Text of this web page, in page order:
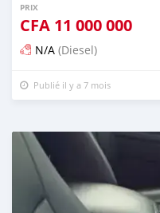
PRIX
CFA 11 000 000
N/A (Diesel)
Publié il y a 7 mois